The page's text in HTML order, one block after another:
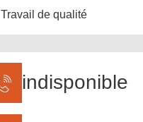
Travail de qualité
indisponible